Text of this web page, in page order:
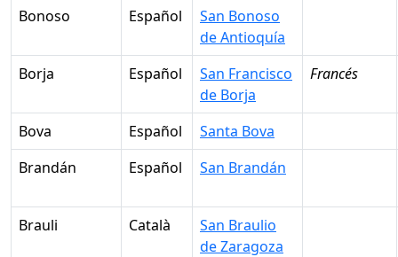
Bonoso
Español
San Bonoso
de Antioquía
Borja
Español
San Francisco
de Borja
Francés
Bova Español
Santa Bova
Brandán
Español San Brandán
Brauli Català
San Braulio
de Zaragoza